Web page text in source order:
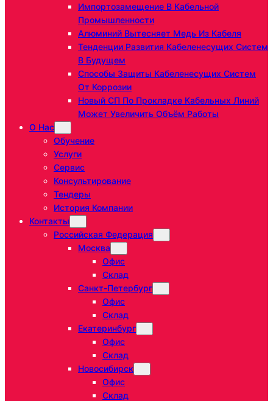
Импортозамещение В Кабельной
Промышленности
Алюминий Вытесняет Медь Из Кабеля
Тенденции Развития Кабеленесущих Систем
В Будущем
Способы Защиты Кабеленесущих Систем
От Коррозии
Новый СП По Прокладке Кабельных Линий
Может Увеличить Объём Работы
О Нас
Обучение
Услуги
Сервис
Консультирование
Тендеры
История Компании
Контакты
Российская Федерация
Москва
Офис
Склад
Санкт-Петербург
Офис
Склад
Екатеринбург
Офис
Склад
Новосибирск
Офис
Склад